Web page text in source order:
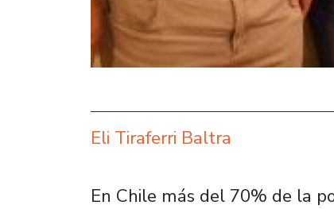
Eli Tiraferri Baltra
En Chile más del 70% de la